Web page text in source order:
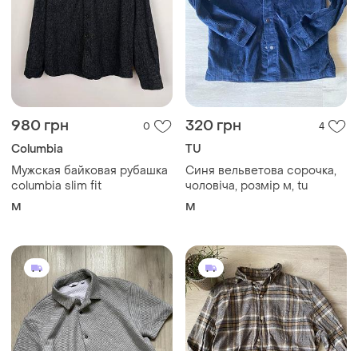
980 грн 0
Columbia
Мужская байковая рубашка
columbia slim fit
M
320 грн 4
TU
Синя вельветова сорочка,
чоловіча, розмір м, tu
M